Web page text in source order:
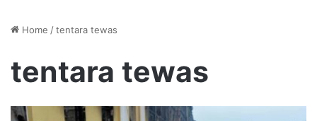
Home /tentara tewas
tentara tewas